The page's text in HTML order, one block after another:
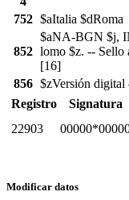
752 $aItalia $dRoma
852
$aNA-BGN $j,
lomo $z. -- Sello
[16]
856 $zVersión
Registro
Signatura
22903
Modificar datos